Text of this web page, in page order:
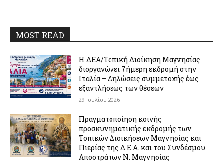
MOST READ
Η ΔΕΑ/Τοπική Διοίκηση Μαγνησίας
διοργανώνει 7ήμερη εκδρομή στην
Ιταλία – Δηλώσεις συμμετοχής έως
εξαντλήσεως των θέσεων
29 Ιουλίου 2026
Πραγματοποίηση κοινής
προσκυνηματικής εκδρομής των
Τοπικών Διοικήσεων Μαγνησίας και
Πιερίας της Δ.Ε.Α. και του Συνδέσμου
Αποστράτων Ν. Μαγνησίας